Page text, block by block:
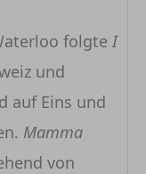
folgte I
und
auf Eins und
Mamma
von